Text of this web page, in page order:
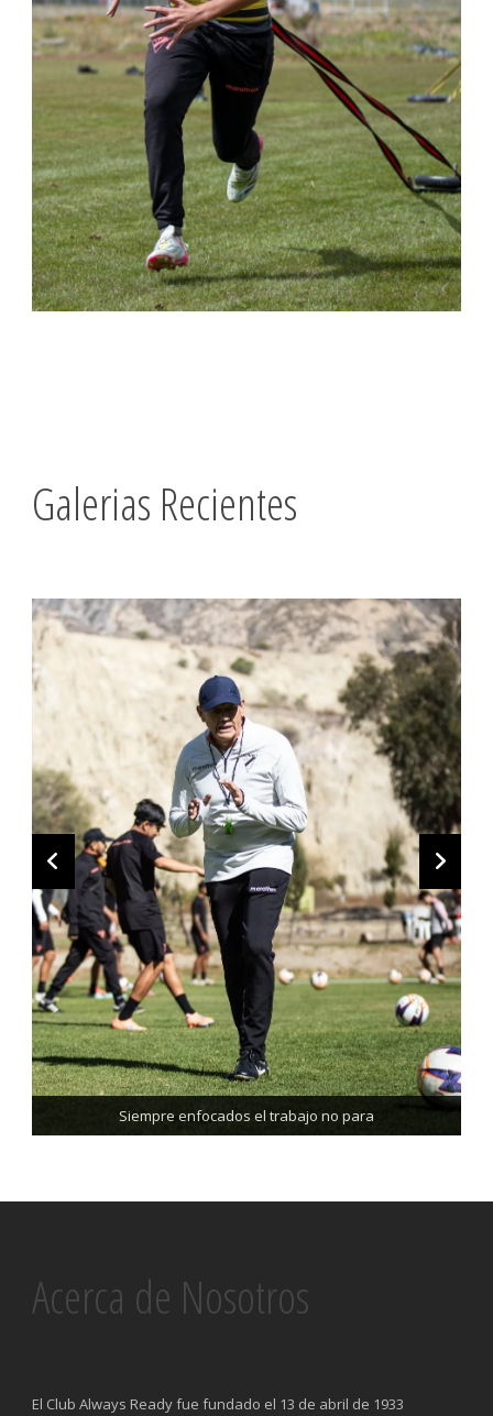
Galerias Recientes
Siempre enfocados el trabajo no para
Trabajando enfocados, listos para el partido de mañana
Acerca de Nosotros
El Club Always Ready fue fundado el 13 de abril de 1933